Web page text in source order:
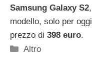
Samsung Galaxy S2
modello, solo per
prezzo di 398 euro.
Categorie
Altro